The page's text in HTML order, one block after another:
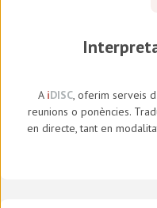
A iDISC, oferim serveis
reunions o ponències.
en directe, tant en